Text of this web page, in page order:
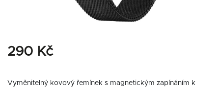
290 Kč
Vyměnitelný kovový řemínek s magnetickým zapínáním k